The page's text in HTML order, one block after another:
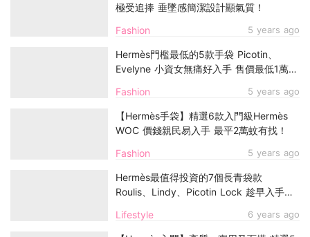
Fashion 5 years ago
極受追捧 垂墜感簡潔設計顯氣質！
Fashion 5 years ago
Hermès門檻最低的5款手袋 Picotin、
Evelyne 小資女無痛好入手 售價最低1萬
Fashion 5 years ago
【Hermès手袋】精選6款入門級Hermès
WOC 價錢親民易入手 最平2萬蚊有找！
Lifestyle 6 years ago
Hermès最值得投資的7個長青袋款
Roulis、Lindy、Picotin Lock 趁早入手不